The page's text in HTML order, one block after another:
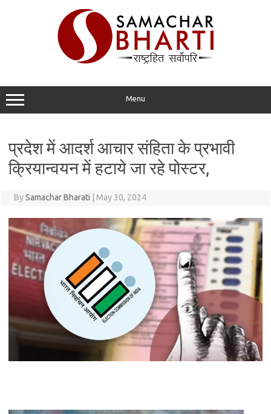
Menu
प्रदेश में आदर्श आचार संहिता के प्रभावी
क्रियान्वयन में हटाये जा रहे पोस्टर,
BySamachar Bharati May 30, 2024